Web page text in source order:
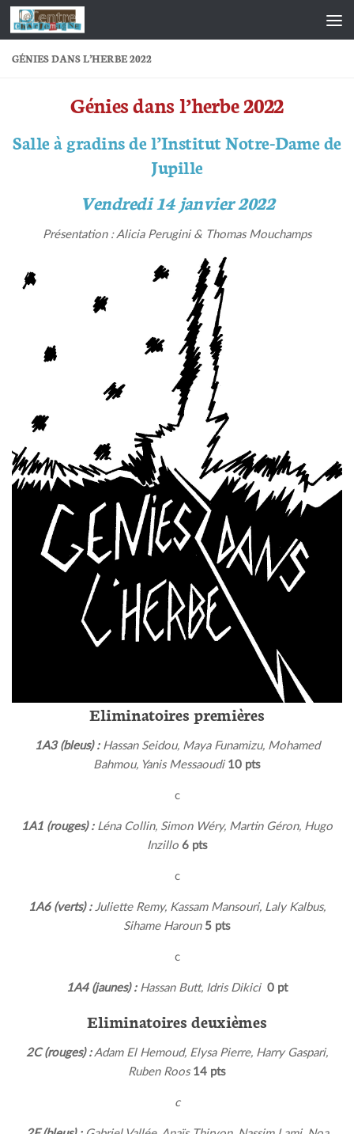
Skip to content
GÉNIES DANS L’HERBE 2022
Génies dans l’herbe 2022
Salle à gradins de l’Institut Notre-Dame de
Jupille
Vendredi 14 janvier 2022
Présentation : Alicia Perugini & Thomas Mouchamps
Eliminatoires premières
1A3 (bleus) : Hassan Seidou, Maya Funamizu, Mohamed
Bahmou, Yanis Messaoudi10 pts
c
1A1 (rouges) : Léna Collin, Simon Wéry, Martin Géron, Hugo
Inzillo 6 pts
c
1A6 (verts) : Juliette Remy, Kassam Mansouri, Laly Kalbus,
Sihame Haroun 5 pts
c
1A4 (jaunes) : Hassan Butt, Idris Dikici 0 pt
Eliminatoires deuxièmes
2C (rouges) :Adam El Hemoud, Elysa Pierre, Harry Gaspari,
Ruben Roos 14 pts
c